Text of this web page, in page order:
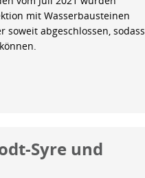
mit Wasserbausteinen
abgeschlossen, sodass
Syre und